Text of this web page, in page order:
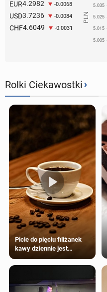
EUR4.2982 -0.0068
USD3.7236 -0.0084
CHF4.6049 -0.0031
Rolki Ciekawostki›
Picie do pięciu filiżanek
kawy dziennie jest
większości dorosłych